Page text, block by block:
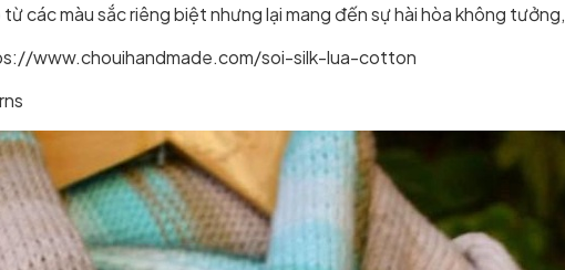
các màu sắc riêng biệt nhưng lại mang đến sự hài hòa không
www.chouihandmade.com/soi-silk-lua-cotton